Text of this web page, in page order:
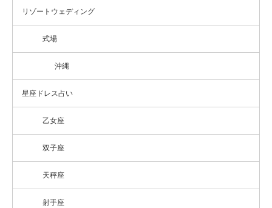
リゾートウェディング
式場
沖縄
星座ドレス占い
乙女座
双子座
天秤座
射手座